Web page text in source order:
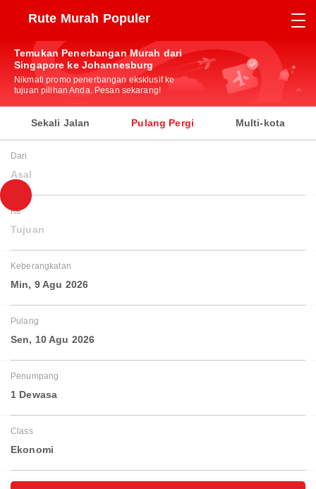
Rute Murah Populer
Temukan Penerbangan Murah dari
Singapore ke Johannesburg
Nikmati promo penerbangan eksklusif ke
tujuan pilihan Anda. Pesan sekarang!
Sekali Jalan Pulang Pergi Multi-kota
Dari
Asal
Ke
Tujuan
Keberangkatan
Min, 9 Agu 2026
Pulang
Sen, 10 Agu 2026
Penumpang
1 Dewasa
Class
Ekonomi